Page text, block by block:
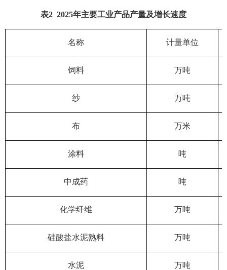
表2 2025年主要工业产品产量及增长速度
名称 计量单位
饲料 万吨
纱 万吨
布 万米
涂料 吨
中成药 吨
化学纤维 万吨
硅酸盐水泥熟料 万吨
水泥 万吨